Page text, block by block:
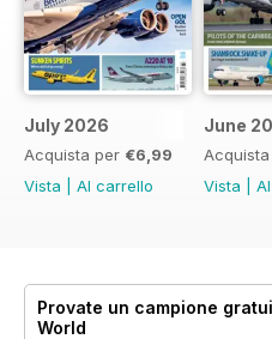
July 2026
Acquista per €6,99
Vista
Al carrello
June
Vista
Provate un campione
World